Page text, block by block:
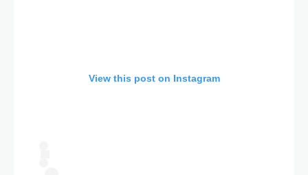
View this post on Instagram